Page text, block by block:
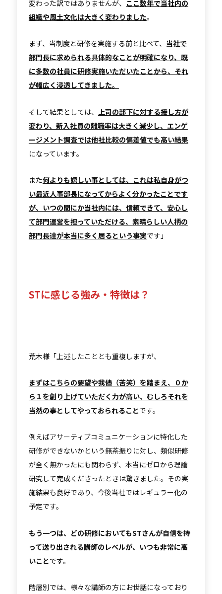
変わった訳ではありませんが、 ここ数年で当社内の
組織や風土文化は大きく変わりました。
まず、当制度と研修を実施する前と比べて、 当社で
部門長に求められる具体的なことが明確になり、既
に多数の社員に研修実施いただいたことから、それ
が幅広く浸透してきました。
そして結果としては、
上司の部下に対する接し方が
変わり、新入社員の離職率は大きく減少し、エンゲ
ージメント調査では他社比較の偏差値でも高い結果
になっています。
また何よりも嬉しい事としては、これは私自身がつ
い最近人事部長になってからよく分かったことです
が、いつの間にか当社内には、信頼できて、安心し
て部門運営を担っていただける、素晴らしい人柄の
部門長達が本当に多く居るという事実です」
STに感じる強み・特徴は？
荒木様「上述したこととも重複しますが、
まずはこちらの要望や我儘（苦笑）を踏まえ、０か
ら１を創り上げていただく力が高い、むしろそれを
当然の事としてやっておられることです。
例えばアサーティブコミュニケーションに特化した
研修ができないかという無茶振りに対し、類似研修
が全く無かったにも関わらず、本当にゼロから理論
研究して完成くださったときは驚きました。その実
施結果も良好であり、今後当社ではレギュラー化の
予定です。
もう一つは、どの研修においてもSTさんが自信を持
って送り出される講師のレベルが、いつも非常に高
いことです。
階層別では、様々な講師の方にお世話になっており